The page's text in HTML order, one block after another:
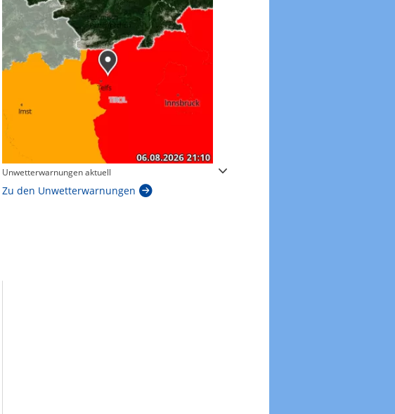
Unwetterwarnungen aktuell
Zu den Unwetterwarnungen